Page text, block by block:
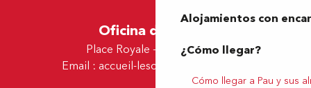
Alojamientos con
¿Cómo llegar?
Cómo llegar a Pau y sus
Oficina de Lescar
Place Royale - 64230 Lescar
Email : accueil-lescar@tourismepau.fr